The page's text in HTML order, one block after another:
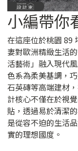
小編帶你
在這座位於桃園 89
妻對歐洲精緻生活
活藝術」融入現代
色系為柔美基調，
石英磚等高端建材
計核心不僅在於視
貼，透過易於清潔
是從容不迫的生活
實的理想國度。